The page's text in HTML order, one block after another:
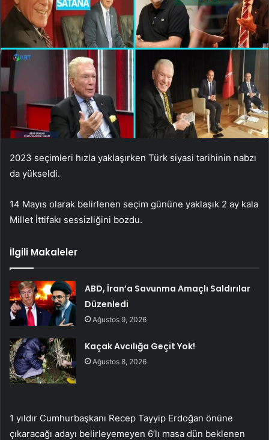
2023 seçimleri hızla yaklaşırken Türk siyasi tarihinin nabzı
da yükseldi.
14 Mayıs olarak belirlenen seçim gününe yaklaşık 2 ay kala
Millet İttifakı sessizliğini bozdu.
İlgili Makaleler
ABD, İran’a Savunma Amaçlı Saldırılar
Düzenledi
Ağustos 9, 2026
Kaçak Avcılığa Geçit Yok!
Ağustos 8, 2026
1 yıldır Cumhurbaşkanı Recep Tayyip Erdoğan önüne
çıkaracağı adayı belirleyemeyen 6’lı masa dün beklenen